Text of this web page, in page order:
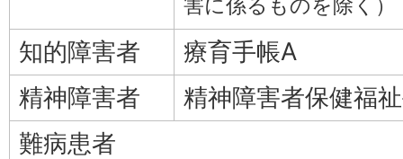
害に係るものを除く）
知的障害者
療育手帳A
精神障害者
精神障害者保健福
難病患者